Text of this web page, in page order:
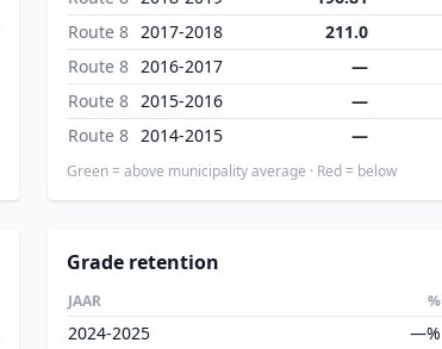
Route 8 2017-2018 211.0
Route 8 2016-2017 —
Route 8 2015-2016 —
Route 8 2014-2015 —
Green = above municipality average · Red = below
Grade retention
JAAR %
2024-2025 —%